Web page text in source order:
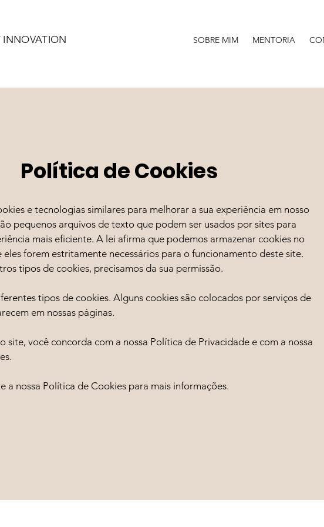
INNOVATION SOBRE MIM MENTORIA
Política de Cookies
e tecnologias similares para melhorar a sua experiência em nosso
pequenos arquivos de texto que podem ser usados por sites para
mais eficiente. A lei afirma que podemos armazenar cookies no
eles forem estritamente necessários para o funcionamento deste site.
tipos de cookies, precisamos da sua permissão.
tipos de cookies. Alguns cookies são colocados por serviços de
em nossas páginas.
site, você concorda com a nossa Política de Privacidade e com a nossa
a nossa Política de Cookies para mais informações.